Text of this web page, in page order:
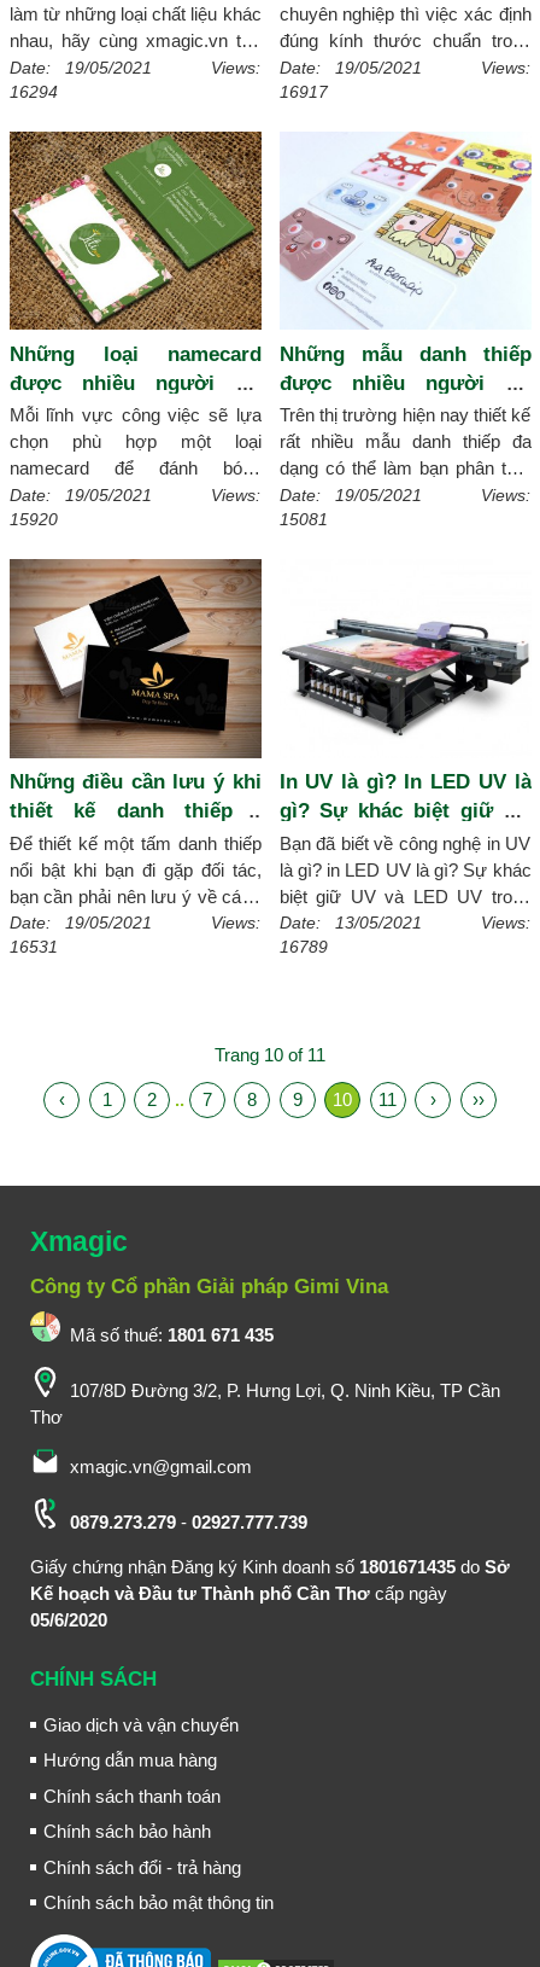
làm từ những loại chất liệu khác
nhau, hãy cùng xmagic.vn tìm
hiểu những chất liệu thường để
dùng làm danh thiếp nhé!
Date: 19/05/2021 Views:
16294
chuyên nghiệp thì việc xác định
đúng kính thước chuẩn trong
namecard là yếu tố rất quan
trọng, vậy bạn đã biết chưa hãy
xmagic.vn nhé![Chi tiết]
Date: 19/05/2021 Views:
16917
Những loại namecard
được nhiều người sử
dụng nhất
Mỗi lĩnh vực công việc sẽ lựa
chọn phù hợp một loại
namecard để đánh bóng
thương hiệu của mình, sau đây
Xmagic.vn sẽ tổng hợp các loại
bạn trẻ sử dụng thịnh hành hiện
nay.[Chi tiết]
Date: 19/05/2021 Views:
15920
Những mẫu danh thiếp
được nhiều người ưa
chuộng
Trên thị trường hiện nay thiết kế
rất nhiều mẫu danh thiếp đa
dạng có thể làm bạn phân tâm
khi lựa chọn, sẽ không sao
xmagic.vn giúp bạn liệt kê đại
Date: 19/05/2021 Views:
15081
Những điều cần lưu ý khi
thiết kế danh thiếp -
namecard
Để thiết kế một tấm danh thiếp
nổi bật khi bạn đi gặp đối tác,
bạn cần phải nên lưu ý về cách
thiết kế namecard để làm ấn
tượng sâu sắc vấn đề này hãy
Date: 19/05/2021 Views:
16531
In UV là gì? In LED UV là
gì? Sự khác biệt giữ UV
và LED UV trong ngành in
Bạn đã biết về công nghệ in UV
là gì? in LED UV là gì? Sự khác
biệt giữ UV và LED UV trong
ngành in sẽ như thế nào, hãy
cùng xmagic.vn tìm hiểu ngay
Date: 13/05/2021 Views:
16789
Trang 10 of 11
‹ 1 2 .. 7 8 9 10 11 › ››
Xmagic
Công ty Cổ phần Giải pháp Gimi Vina
Mã số thuế: 1801 671 435
107/8D Đường 3/2, P. Hưng Lợi, Q. Ninh Kiều, TP Cần
Thơ
xmagic.vn@gmail.com
0879.273.279- 02927.777.739
Giấy chứng nhận Đăng ký Kinh doanh số 1801671435 do Sở
Kế hoạch và Đầu tư Thành phố Cần Thơ cấp ngày
05/6/2020
CHÍNH SÁCH
Giao dịch và vận chuyển
Hướng dẫn mua hàng
Chính sách thanh toán
Chính sách bảo hành
Chính sách đổi - trả hàng
Chính sách bảo mật thông tin